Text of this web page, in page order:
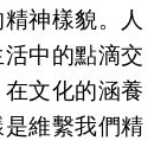
神樣貌。人
中的點滴交
文化的涵養
維繫我們精